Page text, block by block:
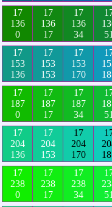
17
136
0
17
136
17
17
136
34
51
17
153
136
17
153
153
17
153
170
17
187
0
17
187
17
17
187
34
51
17
204
136
17
204
153
17
204
170
17
238
0
17
238
17
17
238
34
51